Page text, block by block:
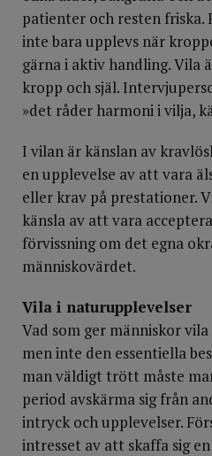
patienter och resten friska.
inte bara upplevs när
gärna i aktiv handling. Vila
kropp och själ.
»det råder harmoni i vilja,
I vilan är känslan av
en upplevelse av att vara
eller krav på prestationer.
känsla av att vara
förvissning om det egna
människovärdet.
Vila i naturupplevelser
Vad som ger människor
men inte den essentiella
man väldigt trött måste
period avskärma sig från
intryck och upplevelser.
intresset av att skaffa sig